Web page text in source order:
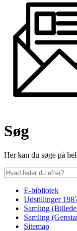
Søg
Her kan du søge på
E-bibliotek
Udstillinger
Samling
Samling
Sitemap